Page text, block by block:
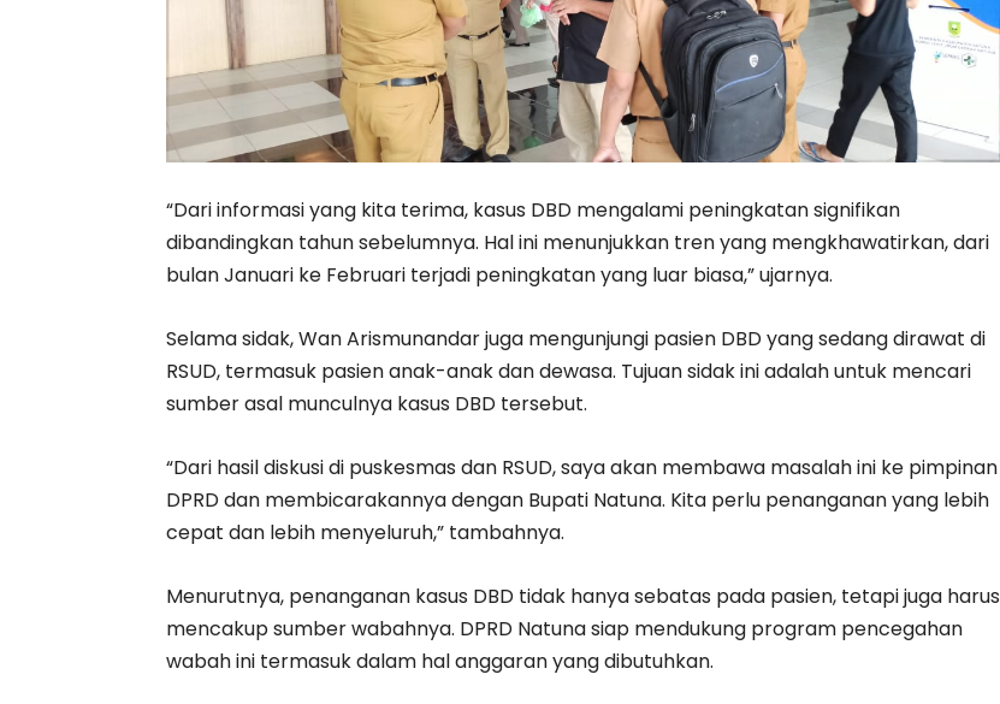
“Dari informasi yang kita terima, kasus DBD mengalami peningkatan signifikan
dibandingkan tahun sebelumnya. Hal ini menunjukkan tren yang mengkhawatirkan, dari
bulan Januari ke Februari terjadi peningkatan yang luar biasa,” ujarnya.
Selama sidak, Wan Arismunandar juga mengunjungi pasien DBD yang sedang dirawat di
RSUD, termasuk pasien anak-anak dan dewasa. Tujuan sidak ini adalah untuk mencari
sumber asal munculnya kasus DBD tersebut.
“Dari hasil diskusi di puskesmas dan RSUD, saya akan membawa masalah ini ke pimpinan
DPRD dan membicarakannya dengan Bupati Natuna. Kita perlu penanganan yang lebih
cepat dan lebih menyeluruh,” tambahnya.
Menurutnya, penanganan kasus DBD tidak hanya sebatas pada pasien, tetapi juga harus
mencakup sumber wabahnya. DPRD Natuna siap mendukung program pencegahan
wabah ini termasuk dalam hal anggaran yang dibutuhkan.